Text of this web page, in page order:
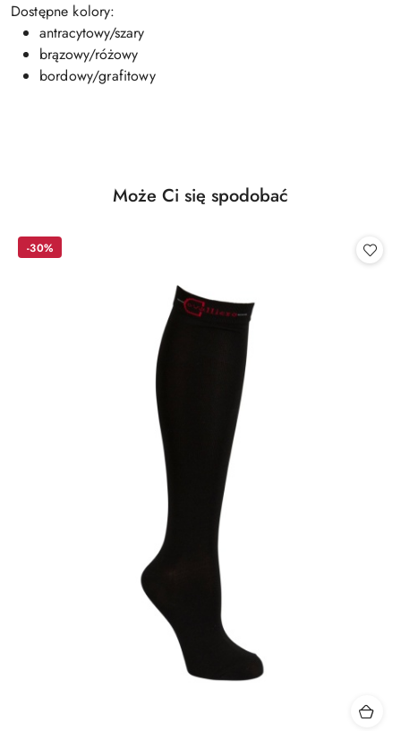
Dostępne kolory:
antracytowy/szary
brązowy/różowy
bordowy/grafitowy
Pomiń karuzelę produktów
Produkty
Może Ci się spodobać
-30%